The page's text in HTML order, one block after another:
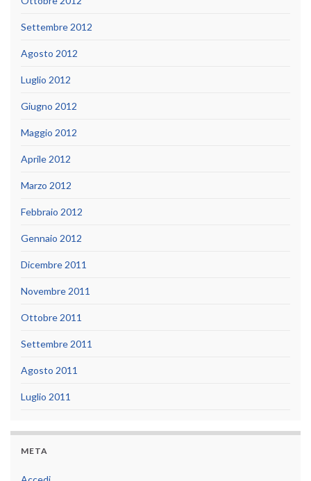
Settembre 2012
Agosto 2012
Luglio 2012
Giugno 2012
Maggio 2012
Aprile 2012
Marzo 2012
Febbraio 2012
Gennaio 2012
Dicembre 2011
Novembre 2011
Ottobre 2011
Settembre 2011
Agosto 2011
Luglio 2011
META